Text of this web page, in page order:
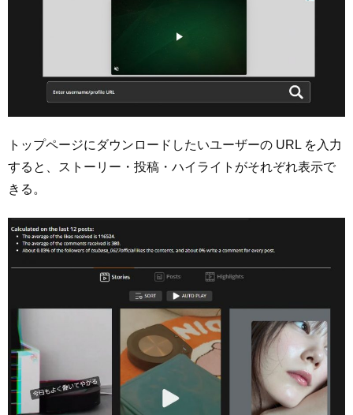
トップページにダウンロードしたいユーザーの URL を入力
すると、ストーリー・投稿・ハイライトがそれぞれ表示で
きる。